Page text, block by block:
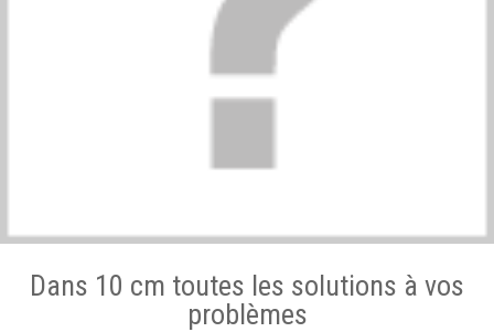
Dans 10 cm toutes les solutions à vos
problèmes